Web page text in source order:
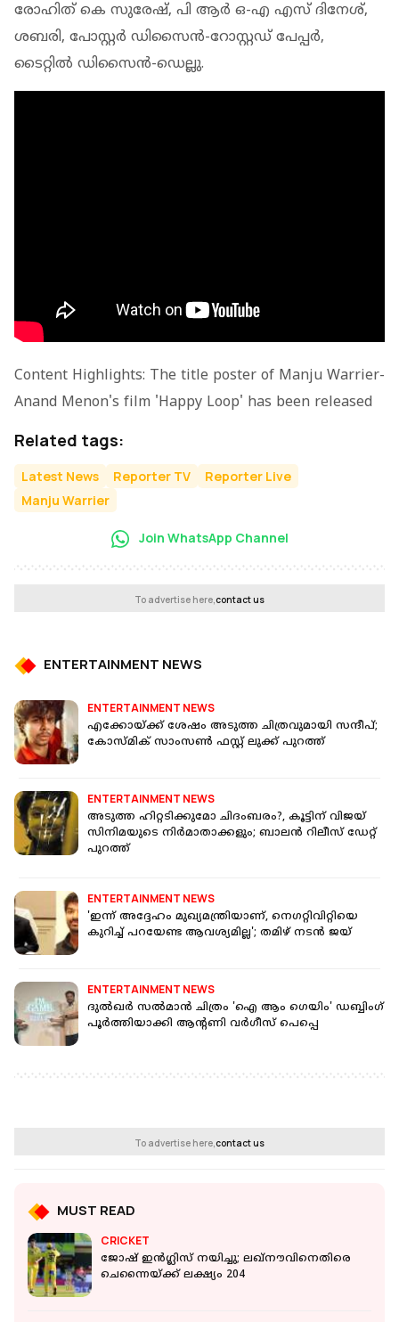
രോഹിത് കെ സുരേഷ്, പി ആര്‍ ഒ-എ എസ് ദിനേശ്,
ശബരി, പോസ്റ്റര്‍ ഡിസൈന്‍-റോസ്റ്റഡ് പേപ്പര്‍,
ടൈറ്റില്‍ ഡിസൈന്‍-ഡെല്ലു.
Content Highlights: The title poster of Manju Warrier-
Anand Menon's film 'Happy Loop' has been released
Related tags:
Latest News Reporter TV
Reporter Live
Manju Warrier
Join WhatsApp Channel
To advertise here,contact us
ENTERTAINMENT NEWS
ENTERTAINMENT NEWS
എക്കോയ്ക്ക് ശേഷം അടുത്ത ചിത്രവുമായി സന്ദീപ്;
കോസ്മിക് സാംസൺ ഫസ്റ്റ് ലുക്ക് പുറത്ത്
ENTERTAINMENT NEWS
അടുത്ത ഹിറ്റടിക്കുമോ ചിദംബരം?, കൂട്ടിന് വിജയ്
സിനിമയുടെ നിർമാതാക്കളും; ബാലൻ റിലീസ് ഡേറ്റ്
പുറത്ത്
ENTERTAINMENT NEWS
'ഇന്ന് അദ്ദേഹം മുഖ്യമന്ത്രിയാണ്, നെഗറ്റിവിറ്റിയെ
കുറിച്ച് പറയേണ്ട ആവശ്യമില്ല'; തമിഴ് നടന്‍ ജയ്
ENTERTAINMENT NEWS
ദുല്‍ഖര്‍ സല്‍മാന്‍ ചിത്രം 'ഐ ആം ഗെയിം' ഡബ്ബിംഗ്
പൂര്‍ത്തിയാക്കി ആന്റണി വര്‍ഗീസ് പെപ്പെ
To advertise here,contact us
MUST READ
CRICKET
ജോഷ് ഇന്‍ഗ്ലിസ് നയിച്ചു; ലഖ്‌നൗവിനെതിരെ
ചെന്നൈയ്ക്ക് ലക്ഷ്യം 204